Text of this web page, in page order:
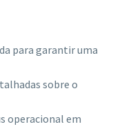
para garantir uma
sobre o
operacional em